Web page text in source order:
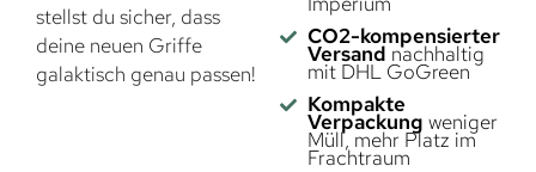
stellst du sicher, dass
deine neuen Griffe
galaktisch genau passen!
CO2-kompensierter
Versand nachhaltig
mit DHL GoGreen
Kompakte
Verpackung weniger
Müll, mehr Platz im
Frachtraum